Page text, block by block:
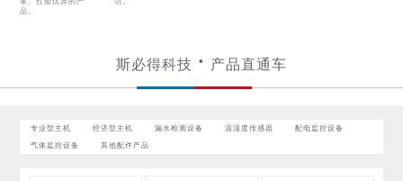
品。
斯必得科技 产品直通车
专业型主机 经济型主机 漏水检测设备 温湿度传感器 配电监控设备
气体监控设备 其他配件产品